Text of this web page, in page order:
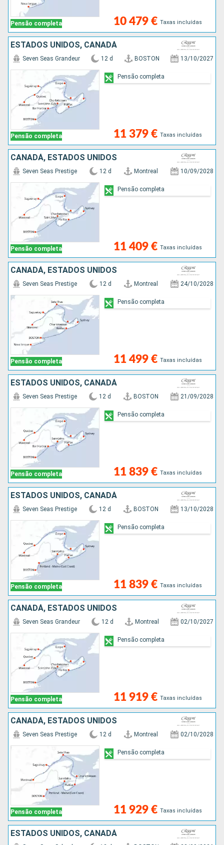
Pensão completa 10 479 € Taxas incluídas
ESTADOS UNIDOS, CANADÁ
Pensão completa
Seven Seas Grandeur 12 d BOSTON 13/10/2027
11 379 € Taxas incluídas
Pensão completa
CANADÁ, ESTADOS UNIDOS
Pensão completa
Seven Seas Prestige 12 d Montreal 10/09/2028
11 409 € Taxas incluídas
Pensão completa
CANADÁ, ESTADOS UNIDOS
Pensão completa
Seven Seas Prestige 12 d Montreal 24/10/2028
11 499 € Taxas incluídas
Pensão completa
ESTADOS UNIDOS, CANADÁ
Pensão completa
Seven Seas Prestige 12 d BOSTON 21/09/2028
11 839 € Taxas incluídas
Pensão completa
ESTADOS UNIDOS, CANADÁ
Pensão completa
Seven Seas Prestige 12 d BOSTON 13/10/2028
11 839 € Taxas incluídas
Pensão completa
CANADÁ, ESTADOS UNIDOS
Pensão completa
Seven Seas Grandeur 12 d Montreal 02/10/2027
11 919 € Taxas incluídas
Pensão completa
CANADÁ, ESTADOS UNIDOS
Pensão completa
Seven Seas Prestige 12 d Montreal 02/10/2028
11 929 € Taxas incluídas
Pensão completa
ESTADOS UNIDOS, CANADÁ